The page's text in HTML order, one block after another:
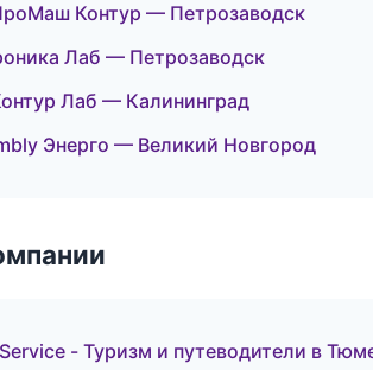
Контур — Петрозаводск
Лаб — Петрозаводск
Лаб — Калининград
Энерго — Великий Новгород
- Туризм и путеводители в